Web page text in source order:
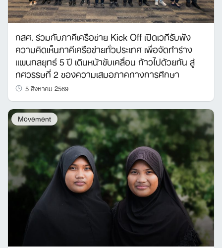
กสศ. ร่วมกับภาคีเครือข่าย Kick Off เปิดเวทีรับฟัง
ความคิดเห็นภาคีเครือข่ายทั่วประเทศ เพื่อจัดทำร่าง
แผนกลยุทธ์ 5 ปี เดินหน้าขับเคลื่อน ก้าวไปด้วยกัน สู่
ทศวรรษที่ 2 ของความเสมอภาคทางการศึกษา
5 สิงหาคม 2569
Movement